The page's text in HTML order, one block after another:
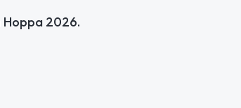
Hoppa 2026.